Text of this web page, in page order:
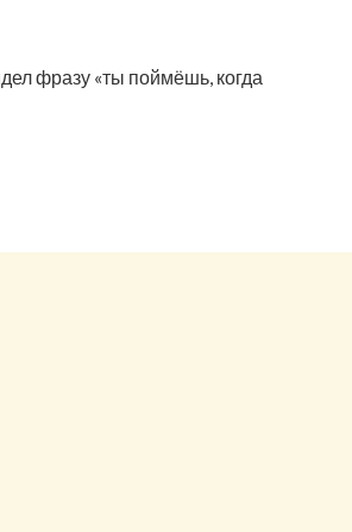
фразу «ты поймёшь, когда